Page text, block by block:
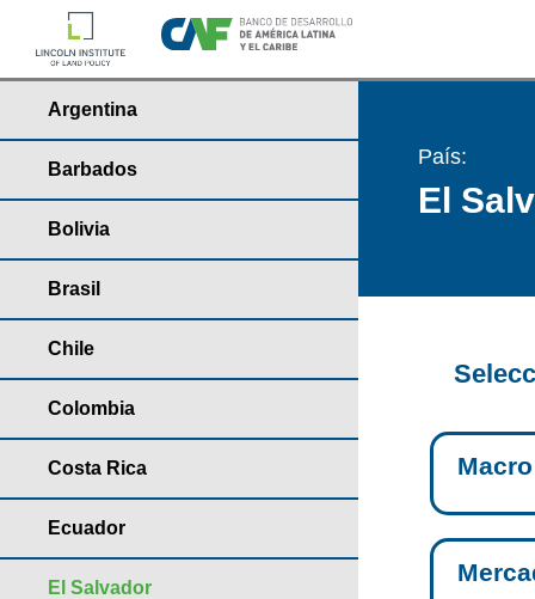
Argentina
Barbados
Bolivia
Brasil
Chile
Colombia
Costa Rica
Ecuador
El Salvador
País:
El
Macro